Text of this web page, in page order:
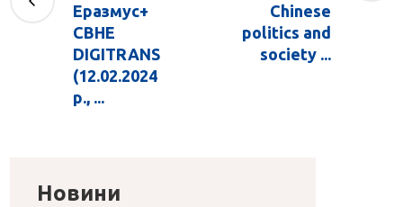
Еразмус+
CBHE
DIGITRANS
(12.02.2024
р., ...
Chinese
politics and
society ...
Новини